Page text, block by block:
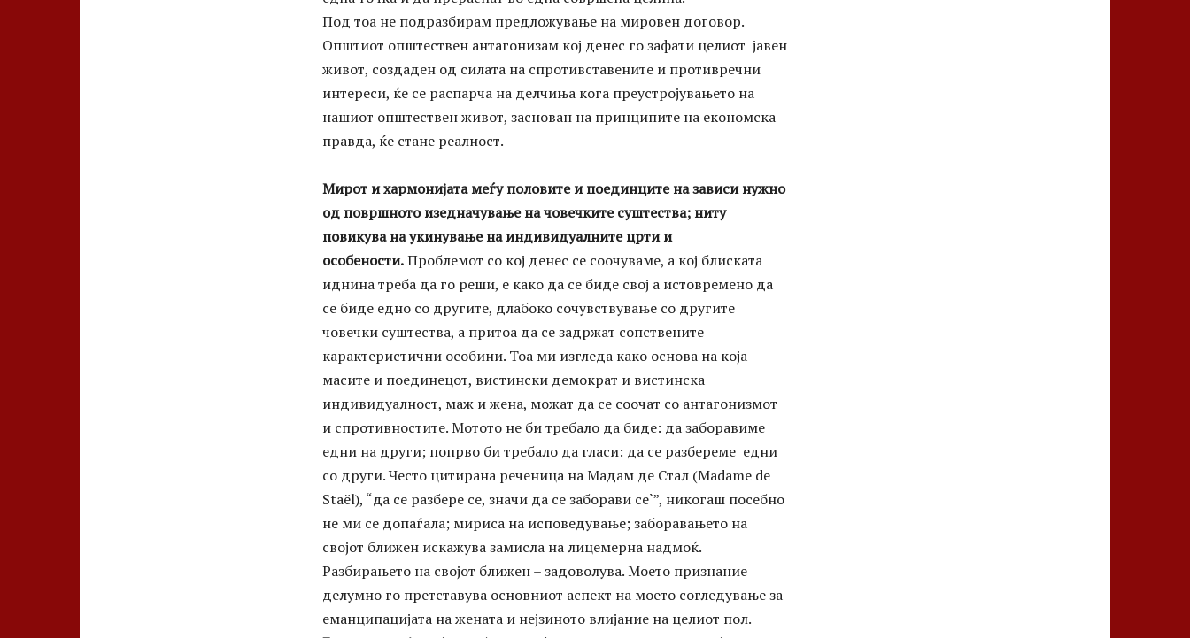
Под тоа не подразбирам предложување на мировен договор.
Општиот општествен антагонизам кој денес го зафати целиот јавен
живот, создаден од силата на спротивставените и противречни
интереси, ќе се распарча на делчиња кога преустројувањето на
нашиот општествен живот, заснован на принципите на економска
правда, ќе стане реалност.
Мирот и хармонијата меѓу половите и поединците на зависи нужно
од површното изедначување на човечките суштества; ниту
повикува на укинување на индивидуалните црти и
особености.Проблемот со кој денес се соочуваме, а кој блиската
иднина треба да го реши, е како да се биде свој а истовремено да
се биде едно со другите, длабоко сочувствување со другите
човечки суштества, а притоа да се задржат сопствените
карактеристични особини. Тоа ми изгледа како основа на која
масите и поединецот, вистински демократ и вистинска
индивидуалност, маж и жена, можат да се соочат со антагонизмот
и спротивностите. Мотото не би требало да биде: да заборавиме
едни на други; попрво би требало да гласи: да се разбереме едни
со други. Често цитирана реченица на Мадам де Стал (Madame de
Staël), “да се разбере се, значи да се заборави се`”, никогаш посебно
не ми се допаѓала; мириса на исповедување; заборавањето на
својот ближен искажува замисла на лицемерна надмоќ.
Разбирањето на својот ближен – задоволува. Моето признание
делумно го претставува основниот аспект на моето согледување за
еманципацијата на жената и нејзиното влијание на целиот пол.